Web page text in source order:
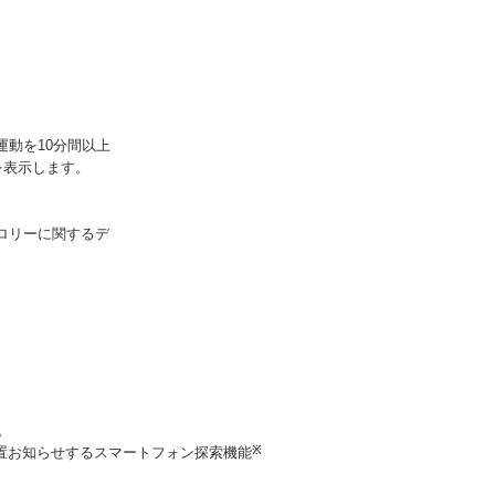
動を10分間以上
示します。
リーに関するデ
お知らせするスマートフォン探索機能※